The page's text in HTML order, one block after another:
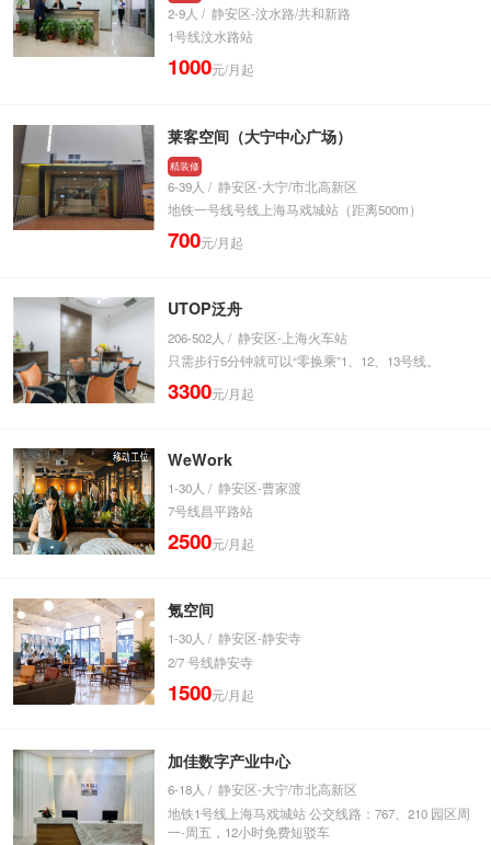
2-9人 / 静安区-汶水路/共和新路
1号线汶水路站
1000元/月起
莱客空间（大宁中心广场）
精装修
6-39人 / 静安区-大宁/市北高新区
地铁一号线号线上海马戏城站（距离500m）
700元/月起
UTOP泛舟
206-502人 / 静安区-上海火车站
只需步行5分钟就可以“零换乘”1、12、13号线。
3300元/月起
WeWork
1-30人 / 静安区-曹家渡
7号线昌平路站
2500元/月起
氪空间
1-30人 / 静安区-静安寺
2/7 号线静安寺
1500元/月起
加佳数字产业中心
6-18人 / 静安区-大宁/市北高新区
地铁1号线上海马戏城站 公交线路：767、210 园区周
一-周五，12小时免费短驳车